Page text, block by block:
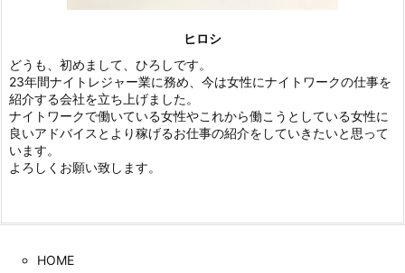
ヒロシ
どうも、初めまして、ひろしです。
23年間ナイトレジャー業に務め、今は女性にナイトワークの仕事を
紹介する会社を立ち上げました。
ナイトワークで働いている女性やこれから働こうとしている女性に
良いアドバイスとより稼げるお仕事の紹介をしていきたいと思って
います。
よろしくお願い致します。
HOME